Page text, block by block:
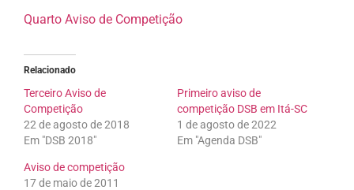
Quarto Aviso de Competição
Relacionado
Terceiro Aviso de
Competição
22 de agosto de 2018
Em "DSB 2018"
Primeiro aviso de
competição DSB em Itá-SC
1 de agosto de 2022
Em "Agenda DSB"
Aviso de competição
17 de maio de 2011